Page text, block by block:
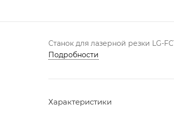
Станок для лазерной резки LG-
Подробности
Характеристики